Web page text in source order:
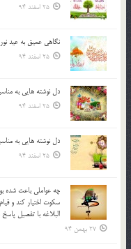
25 اسفند 94
نگاهى عميق به عيد
25 اسفند 94
دل نوشته هایی به
25 اسفند 94
دل نوشته هایی به
25 اسفند 94
چه عواملي باعث شده
سکوت اختيار کند و
البلاغه با تفصيل پاسخ
27 بهمن 94